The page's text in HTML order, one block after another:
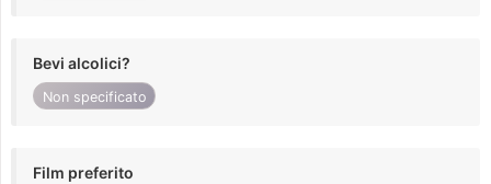
Bevi alcolici?
Non specificato
Film preferito